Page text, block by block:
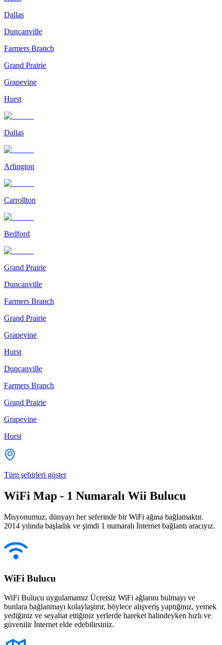
Dallas
Duncanville
Farmers Branch
Grand Prairie
Grapevine
Hurst
Dallas
Arlington
Carrollton
Bedford
Grand Prairie
Duncanville
Farmers Branch
Grand Prairie
Grapevine
Hurst
Duncanville
Farmers Branch
Grand Prairie
Grapevine
Hurst
Tüm şehirleri göster
WiFi Map - 1 Numaralı Wii Bulucu
Misyonumuz, dünyayı her seferinde bir WiFi ağına bağlamaktır.
2014 yılında başladık ve şimdi 1 numaralı İnternet bağlantı aracıyız.
WiFi Bulucu
WiFi Bulucu uygulamamız Ücretsiz WiFi ağlarını bulmayı ve
bunlara bağlanmayı kolaylaştırır, böylece alışveriş yaptığınız, yemek
yediğiniz ve seyahat ettiğiniz yerlerde hareket halindeyken hızlı ve
güvenilir İnternet elde edebilirsiniz.